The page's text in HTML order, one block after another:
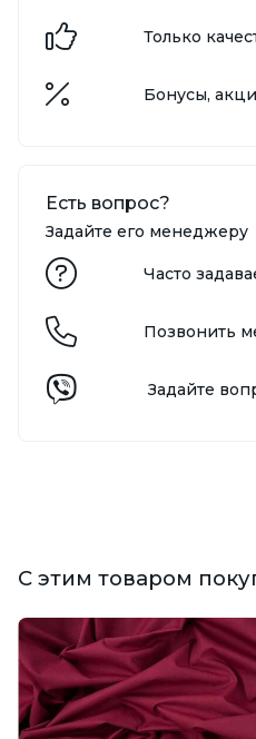
Только
Бонусы,
Есть вопрос?
Задайте его менеджеру
Часто
Позвонить
Задайте
С этим товаром